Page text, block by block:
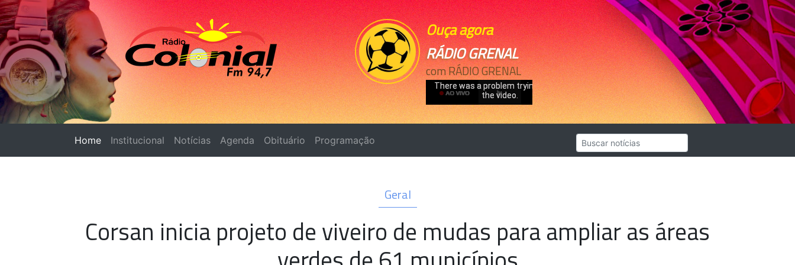
Ouça agora
RÁDIO GRENAL
com RÁDIO GRENAL
Home (página atual)
Institucional Notícias Agenda Obituário Programação
Geral
Corsan inicia projeto de viveiro de mudas para ampliar as áreas